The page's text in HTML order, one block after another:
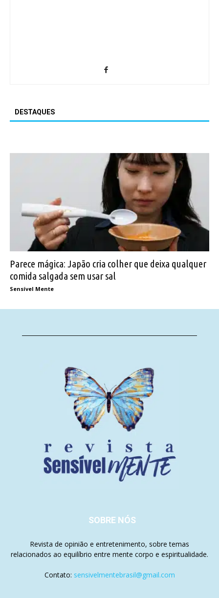
DESTAQUES
Parece mágica: Japão cria colher que deixa qualquer
comida salgada sem usar sal
Sensível Mente
SOBRE NÓS
Revista de opinião e entretenimento, sobre temas
relacionados ao equilíbrio entre mente corpo e espiritualidade.
Contato: sensivelmentebrasil@gmail.com